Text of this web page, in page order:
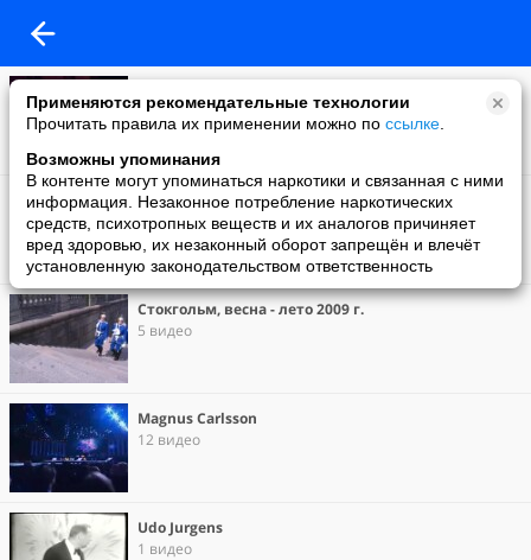
Применяются рекомендательные технологии
Прочитать правила их применении можно по ссылке
Возможны упоминания
В контенте могут упоминаться наркотики и связанная с ними
информация. Незаконное потребление наркотических
средств, психотропных веществ и их аналогов причиняет
вред здоровью, их незаконный оборот запрещён и влечёт
установленную законодательством ответственность
7 видео
Стокгольм, 30 апреля 2009 г.
12 видео
Стокгольм, весна - лето 2009 г.
5 видео
Magnus Carlsson
12 видео
Udo Jurgens
1 видео